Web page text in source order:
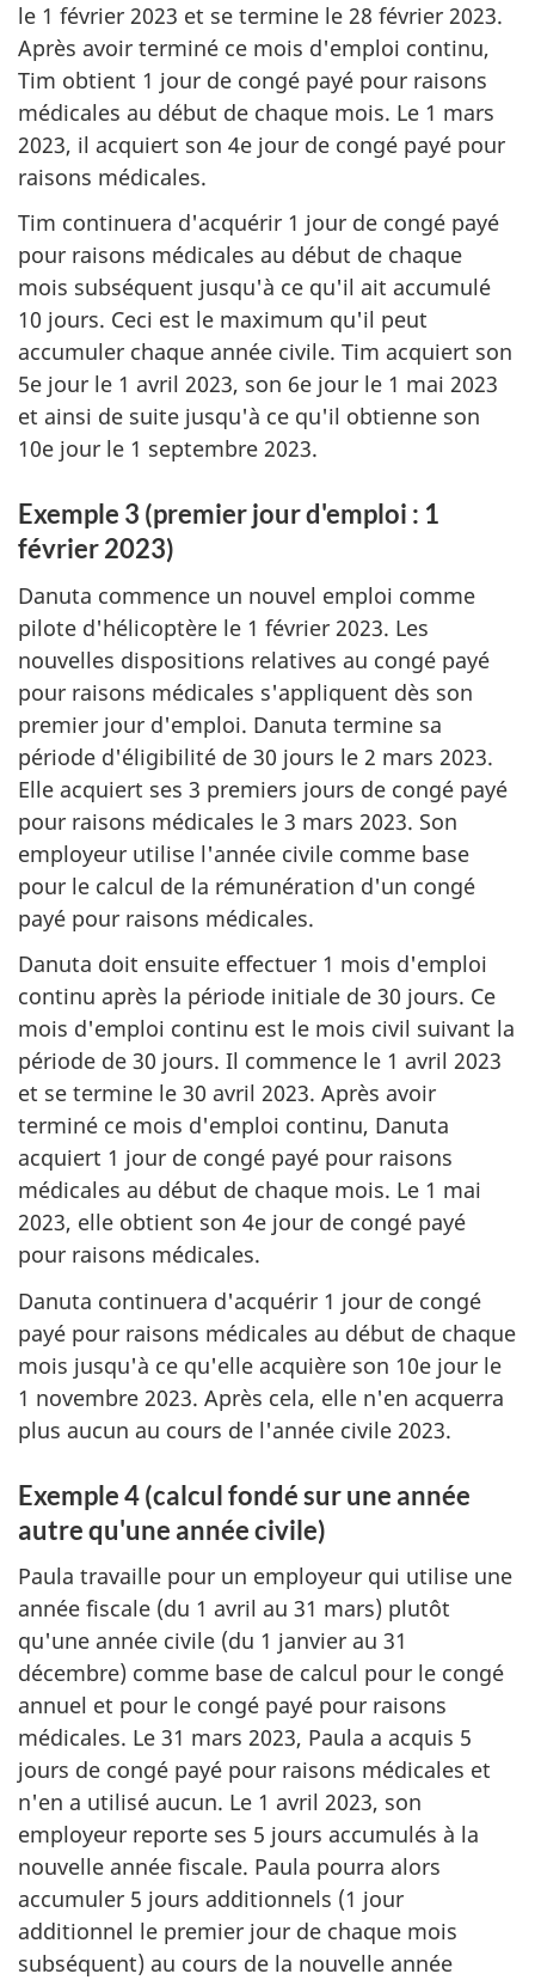
le 1 février 2023 et se termine le 28 février 2023.
Après avoir terminé ce mois d'emploi continu,
Tim obtient 1 jour de congé payé pour raisons
médicales au début de chaque mois. Le 1 mars
2023, il acquiert son 4e jour de congé payé pour
raisons médicales.
Tim continuera d'acquérir 1 jour de congé payé
pour raisons médicales au début de chaque
mois subséquent jusqu'à ce qu'il ait accumulé
10 jours. Ceci est le maximum qu'il peut
accumuler chaque année civile. Tim acquiert son
5e jour le 1 avril 2023, son 6e jour le 1 mai 2023
et ainsi de suite jusqu'à ce qu'il obtienne son
10e jour le 1 septembre 2023.
Exemple 3 (premier jour d'emploi : 1
février 2023)
Danuta commence un nouvel emploi comme
pilote d'hélicoptère le 1 février 2023. Les
nouvelles dispositions relatives au congé payé
pour raisons médicales s'appliquent dès son
premier jour d'emploi. Danuta termine sa
période d'éligibilité de 30 jours le 2 mars 2023.
Elle acquiert ses 3 premiers jours de congé payé
pour raisons médicales le 3 mars 2023. Son
employeur utilise l'année civile comme base
pour le calcul de la rémunération d'un congé
payé pour raisons médicales.
Danuta doit ensuite effectuer 1 mois d'emploi
continu après la période initiale de 30 jours. Ce
mois d'emploi continu est le mois civil suivant la
période de 30 jours. Il commence le 1 avril 2023
et se termine le 30 avril 2023. Après avoir
terminé ce mois d'emploi continu, Danuta
acquiert 1 jour de congé payé pour raisons
médicales au début de chaque mois. Le 1 mai
2023, elle obtient son 4e jour de congé payé
pour raisons médicales.
Danuta continuera d'acquérir 1 jour de congé
payé pour raisons médicales au début de chaque
mois jusqu'à ce qu'elle acquière son 10e jour le
1 novembre 2023. Après cela, elle n'en acquerra
plus aucun au cours de l'année civile 2023.
Exemple 4 (calcul fondé sur une année
autre qu'une année civile)
Paula travaille pour un employeur qui utilise une
année fiscale (du 1 avril au 31 mars) plutôt
qu'une année civile (du 1 janvier au 31
décembre) comme base de calcul pour le congé
annuel et pour le congé payé pour raisons
médicales. Le 31 mars 2023, Paula a acquis 5
jours de congé payé pour raisons médicales et
n'en a utilisé aucun. Le 1 avril 2023, son
employeur reporte ses 5 jours accumulés à la
nouvelle année fiscale. Paula pourra alors
accumuler 5 jours additionnels (1 jour
additionnel le premier jour de chaque mois
subséquent) au cours de la nouvelle année